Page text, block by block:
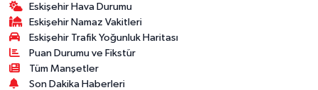
Eskişehir Hava Durumu
Eskişehir Namaz Vakitleri
Eskişehir Trafik Yoğunluk Haritası
Puan Durumu ve Fikstür
Tüm Manşetler
Son Dakika Haberleri